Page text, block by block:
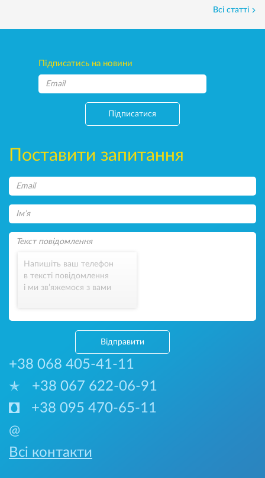
Всі статті
Підписатись на новини
Підписатися
Поставити запитання
Напишіть ваш телефон
в тексті повідомлення
і ми зв’яжемося з вами
Відправити
+38 068 405-41-11
+38 067 622-06-91
+38 095 470-65-11
@
Всі контакти